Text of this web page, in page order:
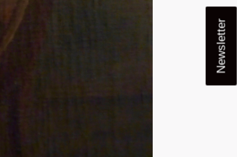
Newsletter